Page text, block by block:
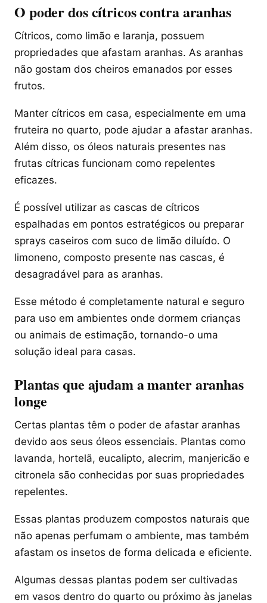
O poder dos cítricos contra aranhas
Cítricos, como limão e laranja, possuem
propriedades que afastam aranhas. As aranhas
não gostam dos cheiros emanados por esses
frutos.
Manter cítricos em casa, especialmente em uma
fruteira no quarto, pode ajudar a afastar aranhas.
Além disso, os óleos naturais presentes nas
frutas cítricas funcionam como repelentes
eficazes.
É possível utilizar as cascas de cítricos
espalhadas em pontos estratégicos ou preparar
sprays caseiros com suco de limão diluído. O
limoneno, composto presente nas cascas, é
desagradável para as aranhas.
Esse método é completamente natural e seguro
para uso em ambientes onde dormem crianças
ou animais de estimação, tornando-o uma
solução ideal para casas.
Plantas que ajudam a manter aranhas
longe
Certas plantas têm o poder de afastar aranhas
devido aos seus óleos essenciais. Plantas como
lavanda, hortelã, eucalipto, alecrim, manjericão e
citronela são conhecidas por suas propriedades
repelentes.
Essas plantas produzem compostos naturais que
não apenas perfumam o ambiente, mas também
afastam os insetos de forma delicada e eficiente.
Algumas dessas plantas podem ser cultivadas
em vasos dentro do quarto ou próximo às janelas